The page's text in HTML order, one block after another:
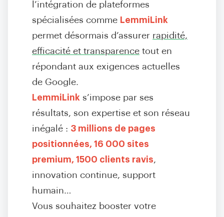
l’intégration de plateformes
spécialisées comme LemmiLink
permet désormais d’assurer rapidité,
efficacité et transparence tout en
répondant aux exigences actuelles
de Google.
LemmiLink s’impose par ses
résultats, son expertise et son réseau
inégalé : 3 millions de pages
positionnées, 16 000 sites
premium, 1500 clients ravis,
innovation continue, support
humain…
Vous souhaitez booster votre